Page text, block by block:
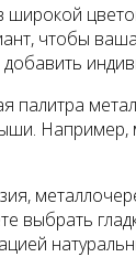
чтобы
палитра
Например,
выбрать